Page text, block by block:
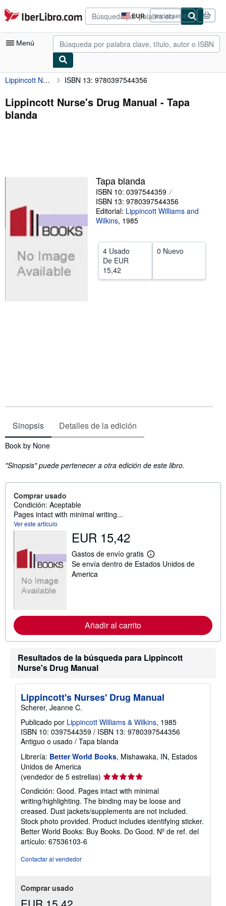
Pasar al contenido principal
IberLibro.com EUR
Preferencias
de
compra
del
Iniciar sesión
Menú
Mi cuenta
Consultar mis pedidos
Búsqueda avanzada
Comenzar a vender
CERRAR
Lippincott Nurse's Drug Manual ISBN 13: 9780397544356
Lippincott Nurse's Drug Manual - Tapa
blanda
Tapa blanda
ISBN 10: 0397544359
ISBN 13: 9780397544356
Editorial: Lippincott Williams and
Wilkins, 1985
4 Usado
De EUR
15,42
0 Nuevo
Sinopsis Detalles de la edición
Sinopsis
Book by None
"Sinopsis" puede pertenecer a otra edición de este libro.
Comprar usado
Condición: Aceptable
Pages intact with minimal writing...
Ver este artículo
EUR 15,42
Gastos de envío gratis
M
á
m
i
n
s
r
l
t
a
f
a
e
n
í
o
Se envía dentro de Estados Unidos de
America
Añadir al carrito
Resultados de la búsqueda para Lippincott
Nurse's Drug Manual
Lippincott's Nurses' Drug Manual
Scherer, Jeanne C.
Publicado por Lippincott Williams & Wilkins, 1985
ISBN 10: 0397544359 / ISBN 13: 9780397544356
Antiguo o usado / Tapa blanda
Librería: Better World Books, Mishawaka, IN, Estados
Unidos de America
(vendedor de 5 estrellas) Calificación
del
vendedor:
5
de
5
estrellas
Condición: Good. Pages intact with minimal
writing/highlighting. The binding may be loose and
creased. Dust jackets/supplements are not included.
Stock photo provided. Product includes identifying sticker.
Better World Books: Buy Books. Do Good. Nº de ref. del
artículo: 67536103-6
Contactar al vendedor
Comprar usado